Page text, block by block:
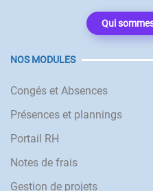
Qui
NOS MODULES
Congés et Absences
Présences et plannings
Portail RH
Notes de frais
Gestion de projets